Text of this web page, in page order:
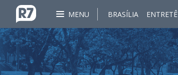
MENU BRASÍLIA ENTRETÊ